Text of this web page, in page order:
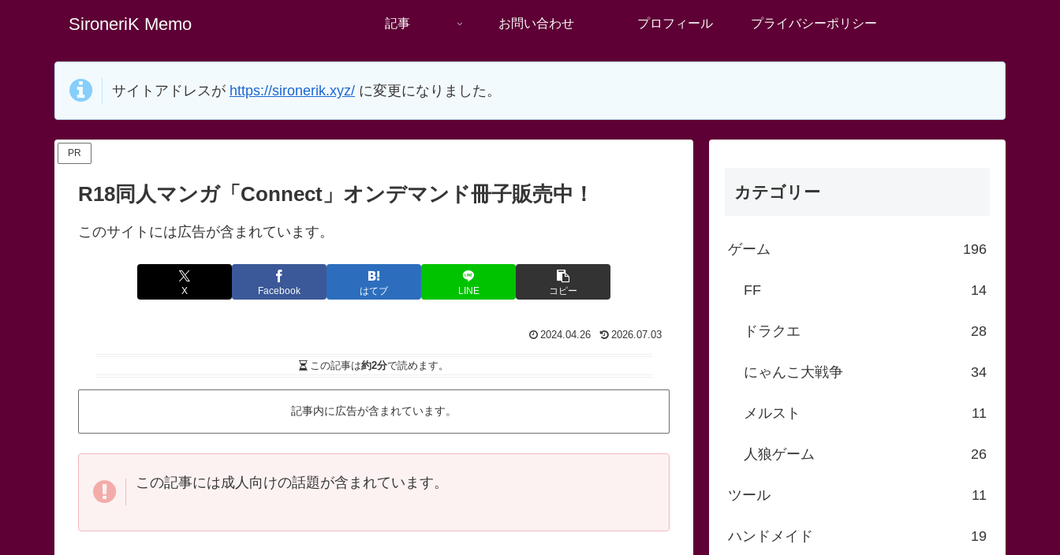
SironeriK Memo 記事 お問い合わせ プロフィール プライバシーポリシー
サイトアドレスが https://sironerik.xyz/ に変更になりました。
PR
R18同人マンガ「Connect」オンデマンド冊子販売中！
このサイトには広告が含まれています。
X Facebook はてブ LINE コピー
2024.04.26 2026.07.03
この記事は約2分で読めます。
記事内に広告が含まれています。
この記事には成人向けの話題が含まれています。
カテゴリー
ゲーム 196
FF 14
ドラクエ 28
にゃんこ大戦争 34
メルスト 11
人狼ゲーム 26
ツール 11
ハンドメイド 19